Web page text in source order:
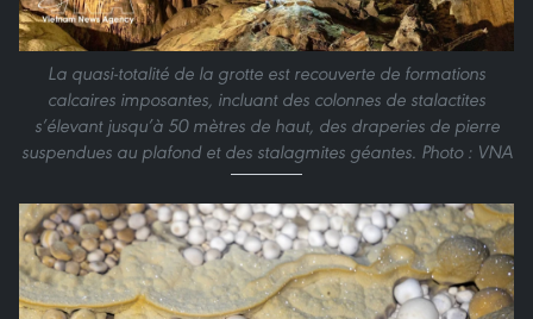
La quasi-totalité de la grotte est recouverte de formations
calcaires imposantes, incluant des colonnes de stalactites
s’élevant jusqu’à 50 mètres de haut, des draperies de pierre
suspendues au plafond et des stalagmites géantes. Photo : VNA